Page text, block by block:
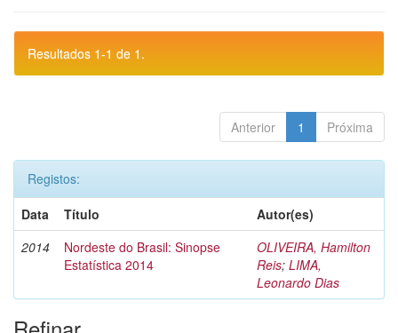
Resultados 1-1 de 1.
Anterior 1 Próxima
Registos:
Data
Título
Autor(es)
2014
Nordeste do Brasil: Sinopse
Estatística 2014
OLIVEIRA, Hamilton
Reis; LIMA,
Leonardo Dias